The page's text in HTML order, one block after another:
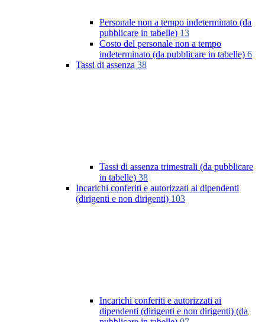
Personale non a tempo indeterminato (da
pubblicare in tabelle) 13
Costo del personale non a tempo
indeterminato (da pubblicare in tabelle) 6
Tassi di assenza 38
Tassi di assenza trimestrali (da pubblicare
in tabelle) 38
Incarichi conferiti e autorizzati ai dipendenti
(dirigenti e non dirigenti) 103
Incarichi conferiti e autorizzati ai
dipendenti (dirigenti e non dirigenti) (da